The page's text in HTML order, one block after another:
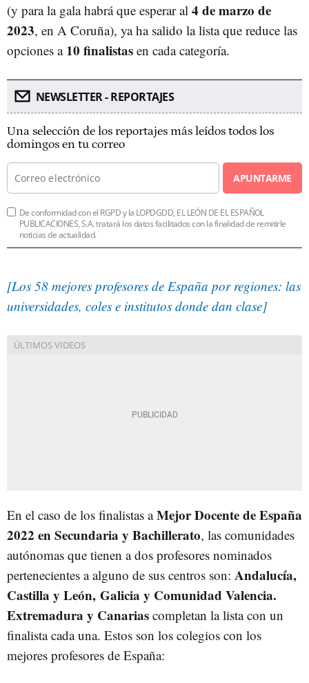
(y para la gala habrá que esperar al 4 de marzo de
2023, en A Coruña), ya ha salido la lista que reduce las
opciones a 10 finalistas en cada categoría.
NEWSLETTER - REPORTAJES
Una selección de los reportajes más leídos todos los
domingos en tu correo
APUNTARME
De conformidad con el RGPD y la LOPDGDD, EL LEÓN DE EL ESPAÑOL
PUBLICACIONES, S.A. tratará los datos facilitados con la finalidad de remitirle
noticias de actualidad.
[Los 58 mejores profesores de España por regiones: las
universidades, coles e institutos donde dan clase]
En el caso de los finalistas aMejor Docente de España
2022 en Secundaria y Bachillerato, las comunidades
autónomas que tienen a dos profesores nominados
pertenecientes a alguno de sus centros son: Andalucía,
Castilla y León, Galicia y Comunidad Valencia.
Extremadura y Canarias completan la lista con un
finalista cada una. Estos son los colegios con los
mejores profesores de España: